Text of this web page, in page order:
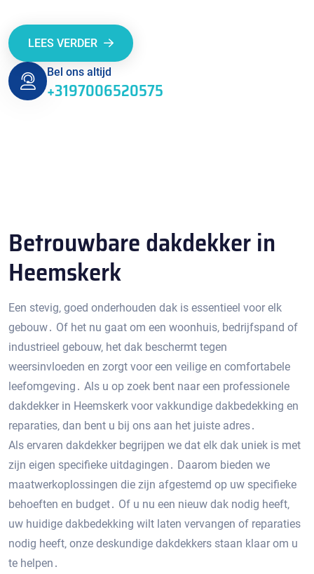
LEES VERDER
Bel ons altijd
+3197006520575
Betrouwbare dakdekker in
Heemskerk
Een stevig‚ goed onderhouden dak is essentieel voor elk
gebouw․ Of het nu gaat om een ​​woonhuis‚ bedrijfspand of
industrieel gebouw‚ het dak beschermt tegen
weersinvloeden en zorgt voor een veilige en comfortabele
leefomgeving․ Als u op zoek bent naar een professionele
dakdekker in Heemskerk voor vakkundige dakbedekking en
reparaties‚ dan bent u bij ons aan het juiste adres․
Als ervaren dakdekker begrijpen we dat elk dak uniek is met
zijn eigen specifieke uitdagingen․ Daarom bieden we
maatwerkoplossingen die zijn afgestemd op uw specifieke
behoeften en budget․ Of u nu een nieuw dak nodig heeft‚
uw huidige dakbedekking wilt laten vervangen of reparaties
nodig heeft‚ onze deskundige dakdekkers staan klaar om u
te helpen․